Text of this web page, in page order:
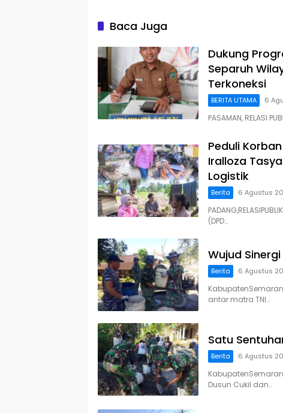
Baca Juga
Dukung
Separuh
Terkoneksi
BERITA UTAMA 6
PASAMAN, RELASI
Peduli
Iralloza
Logistik
Berita 6 Agustus
(DPD…
Wujud
Berita 6 Agustus
antar matra TNI…
Satu
Berita 6 Agustus
Dusun Cukil dan…